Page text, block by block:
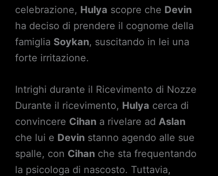
celebrazione, Hulya scopre che Devin
ha deciso di prendere il cognome della
famiglia Soykan, suscitando in lei una
forte irritazione.
Intrighi durante il Ricevimento di Nozze
Durante il ricevimento, Hulya cerca di
convincere Cihana rivelare ad Aslan
che lui e Devinstanno agendo alle sue
spalle, con Cihanche sta frequentando
la psicologa di nascosto. Tuttavia,